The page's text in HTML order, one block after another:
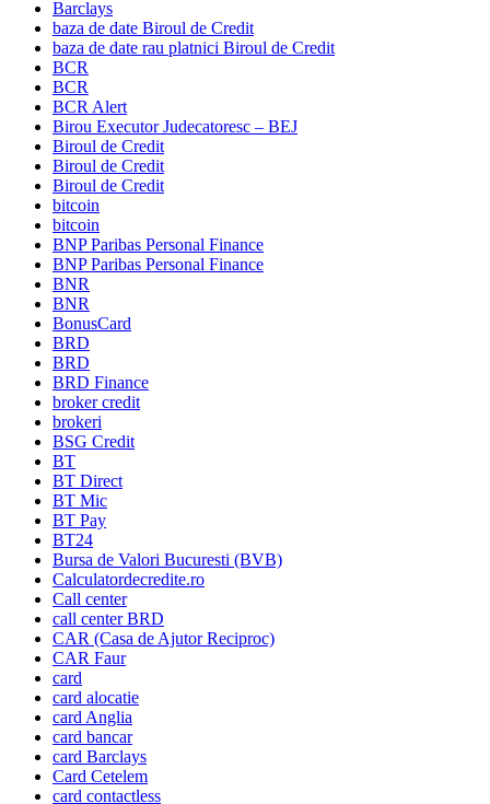
Barclays
baza de date Biroul de Credit
baza de date rau platnici Biroul de Credit
BCR
BCR
BCR Alert
Birou Executor Judecatoresc – BEJ
Biroul de Credit
Biroul de Credit
Biroul de Credit
bitcoin
bitcoin
BNP Paribas Personal Finance
BNP Paribas Personal Finance
BNR
BNR
BonusCard
BRD
BRD
BRD Finance
broker credit
brokeri
BSG Credit
BT
BT Direct
BT Mic
BT Pay
BT24
Bursa de Valori Bucuresti (BVB)
Calculatordecredite.ro
Call center
call center BRD
CAR (Casa de Ajutor Reciproc)
CAR Faur
card
card alocatie
card Anglia
card bancar
card Barclays
Card Cetelem
card contactless